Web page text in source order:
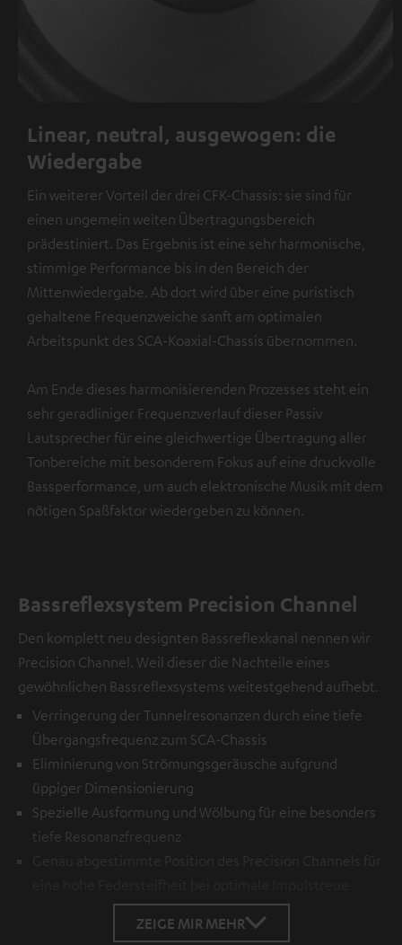
Linear, neutral, ausgewogen: die
Wiedergabe
Ein weiterer Vorteil der drei CFK-Chassis: sie sind für
einen ungemein weiten Übertragungsbereich
prädestiniert. Das Ergebnis ist eine sehr harmonische,
stimmige Performance bis in den Bereich der
Mittenwiedergabe. Ab dort wird über eine puristisch
gehaltene Frequenzweiche sanft am optimalen
Arbeitspunkt des SCA-Koaxial-Chassis übernommen.
Am Ende dieses harmonisierenden Prozesses steht ein
sehr geradliniger Frequenzverlauf dieser Passiv
Lautsprecher für eine gleichwertige Übertragung aller
Tonbereiche mit besonderem Fokus auf eine druckvolle
Bassperformance, um auch elektronische Musik mit dem
nötigen Spaßfaktor wiedergeben zu können.
Bassreflexsystem Precision Channel
Den komplett neu designten Bassreflexkanal nennen wir
Precision Channel. Weil dieser die Nachteile eines
gewöhnlichen Bassreflexsystems weitestgehend aufhebt.
Verringerung der Tunnelresonanzen durch eine tiefe
Übergangsfrequenz zum SCA-Chassis
Eliminierung von Strömungsgeräusche aufgrund
üppiger Dimensionierung
Spezielle Ausformung und Wölbung für eine besonders
tiefe Resonanzfrequenz
Genau abgestimmte Position des Precision Channels für
ZEIGE MIR MEHR